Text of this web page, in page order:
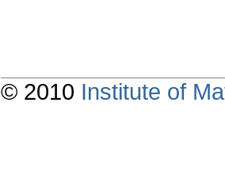
© 2010 Institute of